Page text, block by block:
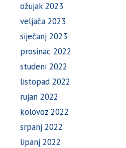
ožujak 2023
veljača 2023
siječanj 2023
prosinac 2022
studeni 2022
listopad 2022
rujan 2022
kolovoz 2022
srpanj 2022
lipanj 2022